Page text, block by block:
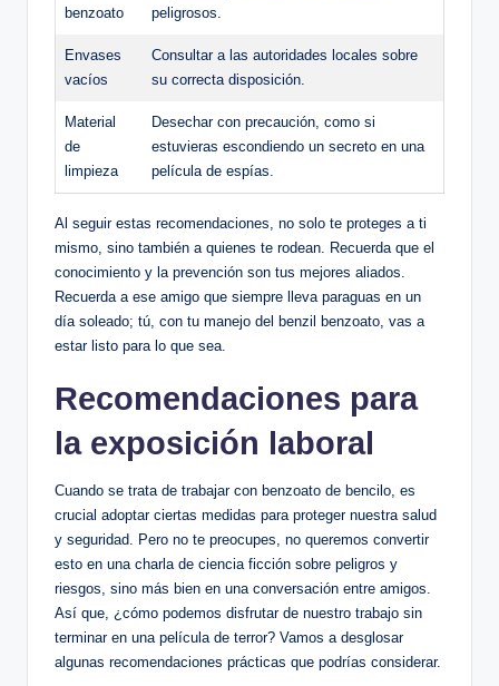
benzoato
peligrosos.
Envases
vacíos
Consultar a las autoridades locales sobre
‍su correcta disposición.
Material
de
limpieza
Desechar con precaución, como si
estuvieras‍ escondiendo ⁢un secreto en una
película de espías.
Al seguir estas‍ recomendaciones, no solo te proteges a ti
mismo, sino también a quienes te rodean. Recuerda que el
conocimiento y la ‌prevención son⁣ tus mejores aliados.
Recuerda a ese amigo‍ que siempre lleva paraguas en un
día soleado; tú, con tu manejo del ‍benzil benzoato, vas a
estar listo ​para lo que sea.
Recomendaciones‌ para
la exposición laboral
Cuando se trata de trabajar con benzoato de‍ bencilo, es‌
crucial adoptar ciertas medidas para ‍proteger nuestra salud
y seguridad. Pero no te preocupes, no​ queremos convertir ​
esto en una charla de ciencia ficción sobre ‌peligros y
riesgos, sino ‌más bien en una conversación entre amigos.
Así que, ¿cómo podemos disfrutar de nuestro trabajo sin
⁢terminar en una película de terror?⁣ Vamos ‍a desglosar
algunas recomendaciones prácticas que podrías considerar.